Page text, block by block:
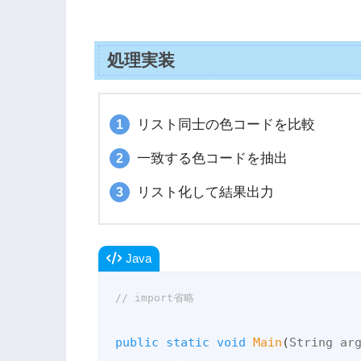
処理実装
リスト同士の色コードを比較
一致する色コードを抽出
リスト化して結果出力
Java
// import省略
public static void Main (String